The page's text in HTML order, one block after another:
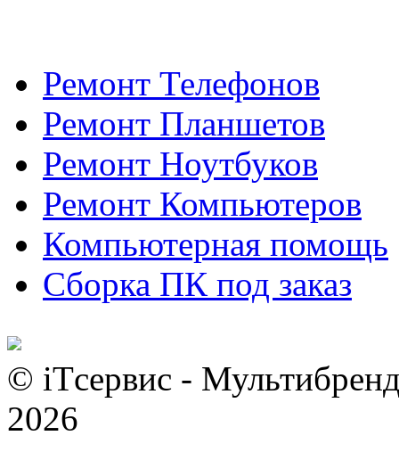
Ремонт Телефонов
Ремонт Планшетов
Ремонт Ноутбуков
Ремонт Компьютеров
Компьютерная помощь
Сборка ПК под заказ
© iTсервис -
2026